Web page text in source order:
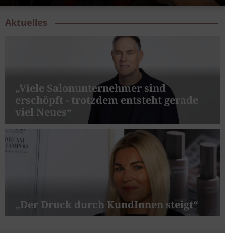
Aktuelles
„Viele Salonunternehmer sind
erschöpft - trotzdem entsteht gerade
viel Neues“
„Der Druck durch KundInnen steigt“